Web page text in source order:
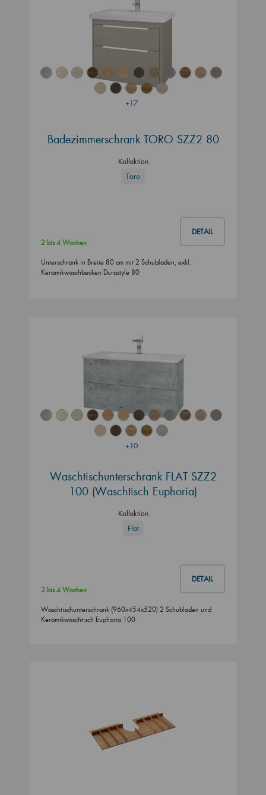
+17
Badezimmerschrank TORO SZZ2 80
Kollektion
Toro
DETAIL
2 bis 4 Wochen
Unterschrank in Breite 80 cm mit 2 Schubladen, exkl.
Keramikwaschbecken Durastyle 80
+10
Waschtischunterschrank FLAT SZZ2
100 (Waschtisch Euphoria)
Kollektion
Flat
DETAIL
2 bis 4 Wochen
Waschtischunterschrank (960x454x520) 2 Schubladen und
Keramikwaschtisch Euphoria 100